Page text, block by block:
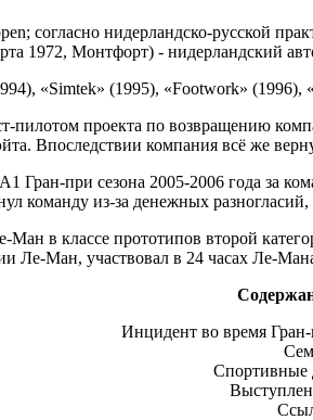
; согласно нидерландско-русской
1972, Монтфорт) - нидерландский
«Simtek» (1995), «Footwork»
пилотом проекта по возвращению
Впоследствии компания всё же
Гран-при сезона 2005-2006 года за
команду из-за денежных
в классе прототипов второй
Ле-Ман, участвовал в 24 часах Ле-
Инцидент во время
Спортивные